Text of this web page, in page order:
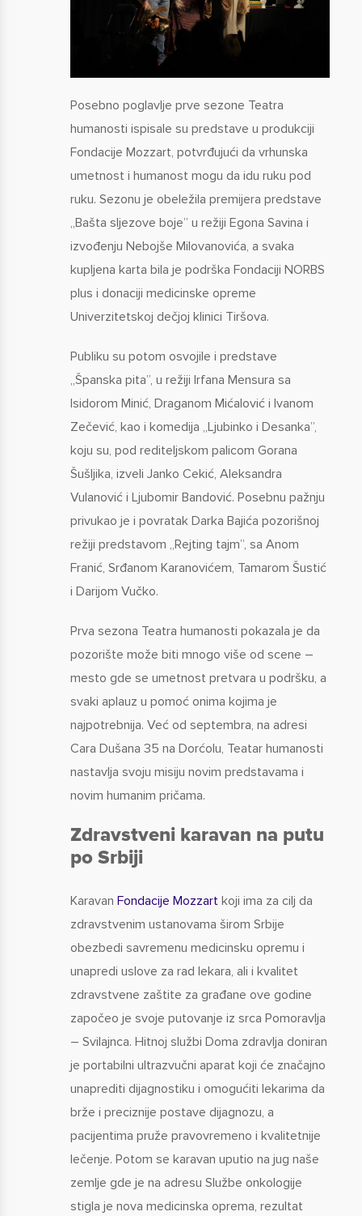
Posebno poglavlje prve sezone Teatra
humanosti ispisale su predstave u produkciji
Fondacije Mozzart, potvrđujući da vrhunska
umetnost i humanost mogu da idu ruku pod
ruku. Sezonu je obeležila premijera predstave
„Bašta sljezove boje” u režiji Egona Savina i
izvođenju Nebojše Milovanovića, a svaka
kupljena karta bila je podrška Fondaciji NORBS
plus i donaciji medicinske opreme
Univerzitetskoj dečjoj klinici Tiršova.
Publiku su potom osvojile i predstave
„Španska pita”, u režiji Irfana Mensura sa
Isidorom Minić, Draganom Mićalović i Ivanom
Zečević, kao i komedija „Ljubinko i Desanka”,
koju su, pod rediteljskom palicom Gorana
Šušljika, izveli Janko Cekić, Aleksandra
Vulanović i Ljubomir Bandović. Posebnu pažnju
privukao je i povratak Darka Bajića pozorišnoj
režiji predstavom „Rejting tajm”, sa Anom
Franić, Srđanom Karanovićem, Tamarom Šustić
i Darijom Vučko.
Prva sezona Teatra humanosti pokazala je da
pozorište može biti mnogo više od scene –
mesto gde se umetnost pretvara u podršku, a
svaki aplauz u pomoć onima kojima je
najpotrebnija. Već od septembra, na adresi
Cara Dušana 35 na Dorćolu, Teatar humanosti
nastavlja svoju misiju novim predstavama i
novim humanim pričama.
Zdravstveni karavan na putu
po Srbiji
Karavan Fondacije Mozzartkoji ima za cilj da
zdravstvenim ustanovama širom Srbije
obezbedi savremenu medicinsku opremu i
unapredi uslove za rad lekara, ali i kvalitet
zdravstvene zaštite za građane ove godine
započeo je svoje putovanje iz srca Pomoravlja
– Svilajnca. Hitnoj službi Doma zdravlja doniran
je portabilni ultrazvučni aparat koji će značajno
unaprediti dijagnostiku i omogućiti lekarima da
brže i preciznije postave dijagnozu, a
pacijentima pruže pravovremeno i kvalitetnije
lečenje. Potom se karavan uputio na jug naše
zemlje gde je na adresu Službe onkologije
stigla je nova medicinska oprema, rezultat